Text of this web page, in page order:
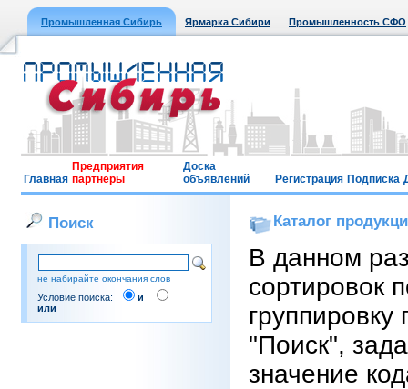
Промышленная Сибирь Ярмарка Сибири Промышленность СФО
Главная
Предприятия
партнёры
Доска
объявлений
Регистрация Подписка
Поиск
не набирайте окончания слов
Условие поиска:
и
или
Каталог
В данном
сортировок
"Поиск",
значение